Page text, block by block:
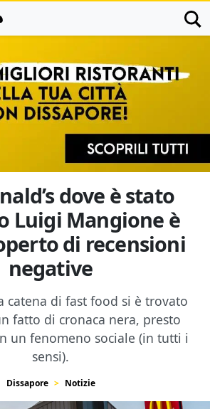
dove è stato
Luigi Mangione è
di recensioni
negative
catena di fast food si è trovato
fatto di cronaca nera, presto
un fenomeno sociale (in tutti i
sensi).
Dissapore Notizie